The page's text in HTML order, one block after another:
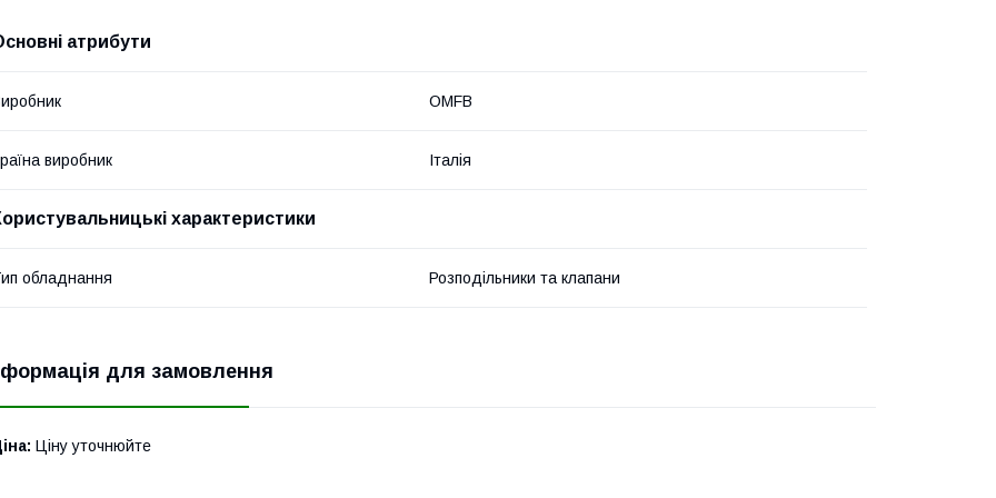
атрибути
OMFB
виробник Італія
характеристики
обладнання Розподільники та клапани
для замовлення
Ціну уточнюйте